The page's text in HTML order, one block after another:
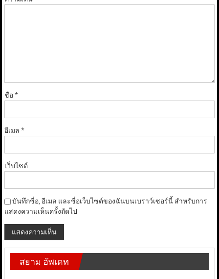
ชื่อ*
อีเมล *
เว็บไซต์
บันทึกชื่อ, อีเมล และชื่อเว็บไซต์ของฉันบนเบราว์เซอร์นี้ สำหรับการ
แสดงความเห็นครั้งถัดไป
สยาม อัพเดท